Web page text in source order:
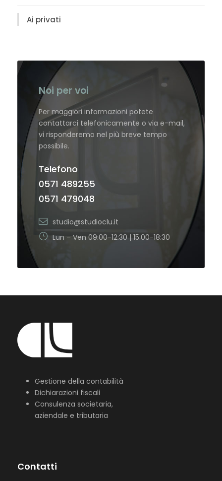
Ai privati
Noi per voi
Per maggiori informazioni potete
contattarci telefonicamente o via e-mail,
vi risponderemo nel più breve tempo
possibile.
Telefono
0571 489255
0571 479048
studio@studioclu.it
Lun – Ven 09:00-12:30 | 15:00-18:30
Gestione della contabilità
Dichiarazioni fiscali
Consulenza societaria,
aziendale e tributaria
Contatti